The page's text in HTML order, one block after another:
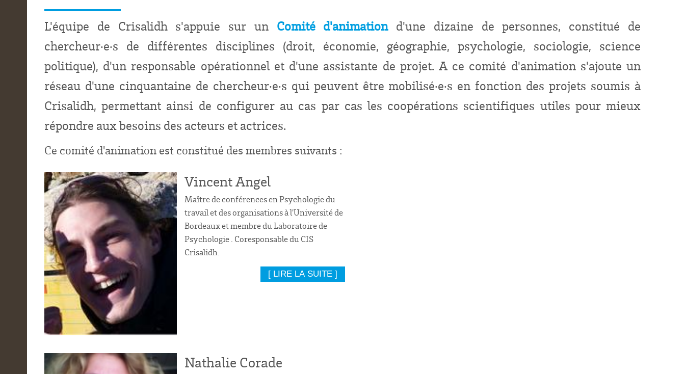
L'équipe de Crisalidh s'appuie sur un Comité d'animationd'une dizaine de personnes, constitué de
chercheur·e·s de différentes disciplines (droit, économie, géographie, psychologie, sociologie, science
politique), d'un responsable opérationnel et d'une assistante de projet. A ce comité d'animation s'ajoute un
réseau d'une cinquantaine de chercheur·e·s qui peuvent être mobilisé·e·s en fonction des projets soumis à
Crisalidh, permettant ainsi de configurer au cas par cas les coopérations scientifiques utiles pour mieux
répondre aux besoins des acteurs et actrices.
Ce comité d'animation est constitué des membres suivants :
Vincent Angel
Maître de conférences en Psychologie du
travail et des organisations à l'Université de
Bordeaux et membre du Laboratoire de
Psychologie . Coresponsable du CIS
Crisalidh.
[ LIRE LA SUITE ]
Nathalie Corade